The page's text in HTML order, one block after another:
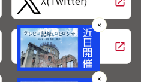
LINE open_in_new
✕
✕